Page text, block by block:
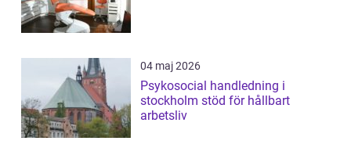
04 maj 2026
Psykosocial handledning i
stockholm stöd för hållbart
arbetsliv